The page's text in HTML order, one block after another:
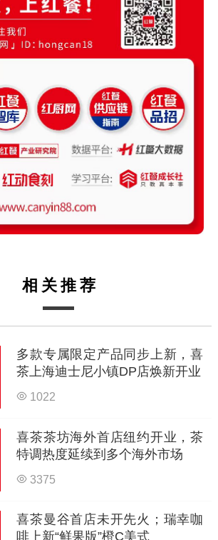
相关推荐
多款专属限定产品同步上新，喜
茶上海迪士尼小镇DP店焕新开业
1022
喜茶茶坊海外首店纽约开业，茶
特调热度延续到多个海外市场
3375
喜茶曼谷首店未开先火；瑞幸咖
啡上新“鲜果版”橙C美式